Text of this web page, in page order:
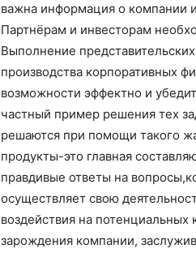
важна информация о компании
Партнёрам и инвесторам
Выполнение
производства корпоративных
возможности эффектно и
частный пример решения тех
решаются при помощи такого
продукты-это главная
правдивые ответы на
осуществляет свою
воздействия на
зарождения компании,